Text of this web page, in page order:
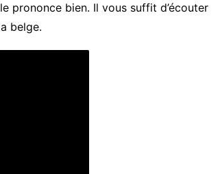
prononce bien. Il vous suffit d’écouter
belge.